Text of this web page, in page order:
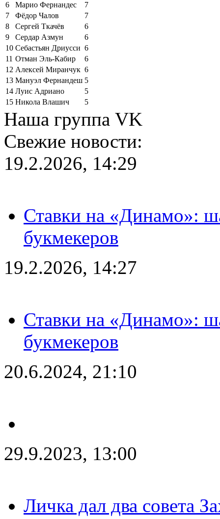
6
Марио Фернандес
7
7
Фёдор Чалов
7
8
Сергей Ткачёв
6
9
Сердар Азмун
6
10 Себастьян Дриусси 6
11 Отман Эль-Кабир
6
12 Алексей Миранчук 6
13 Мануэл Фернандеш 5
14 Луис Адриано
5
15 Никола Влашич 5
Наша группа VK
Свежие новости:
19.2.2026, 14:29
Ставки на «Динамо»:
букмекеров
19.2.2026, 14:27
Ставки на «Динамо»:
букмекеров
20.6.2024, 21:10
29.9.2023, 13:00
Личка дал два совета